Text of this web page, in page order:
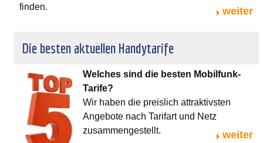
finden.
weiter
Die besten aktuellen Handytarife
Welches sind die besten Mobilfunk-
Tarife?
Wir haben die preislich attraktivsten
Angebote nach Tarifart und Netz
zusammengestellt.
weiter